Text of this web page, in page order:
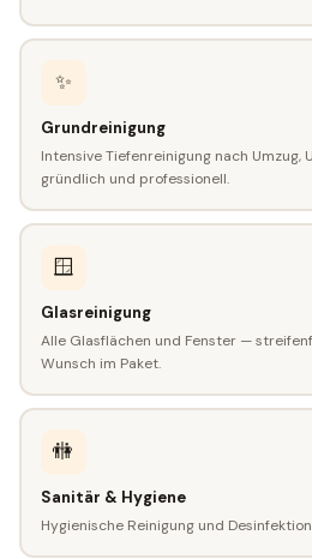
✨
Grundreinigung
Intensive Tiefenreinigung nach Umzug,
gründlich und professionell.
🪟
Glasreinigung
Alle Glasflächen und Fenster —
Wunsch im Paket.
🚻
Sanitär & Hygiene
Hygienische Reinigung und